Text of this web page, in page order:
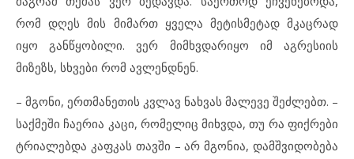
რომ დღეს მის მიმართ ყველა მეტისმეტად მკაცრად
იყო განწყობილი. ვერ მიმხვდარიყო იმ აგრესიის
მიზეზს, სხვები რომ ავლენდნენ.
– მგონი, ერთმანეთის კვლავ ნახვას მალევე შეძლებთ. –
საქმეში ჩაერია კაცი, რომელიც მიხვდა, თუ რა ფიქრები
ტრიალებდა კაფკას თავში – არ მგონია, დამშვიდობება